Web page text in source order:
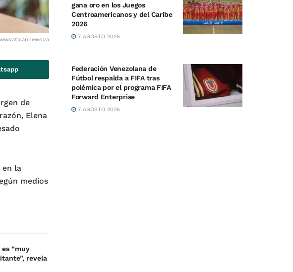
de
Elena
en la
medios
“muy
revela
gana oro en los Juegos
Centroamericanos y del Caribe
2026
7 AGOSTO 2026
Federación Venezolana de
Fútbol respalda a FIFA tras
polémica por el programa FIFA
Forward Enterprise
7 AGOSTO 2026